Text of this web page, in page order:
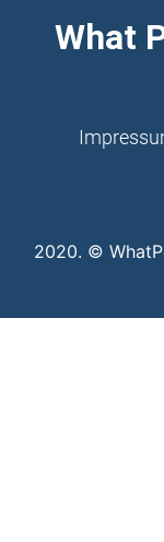
What
2020. ©